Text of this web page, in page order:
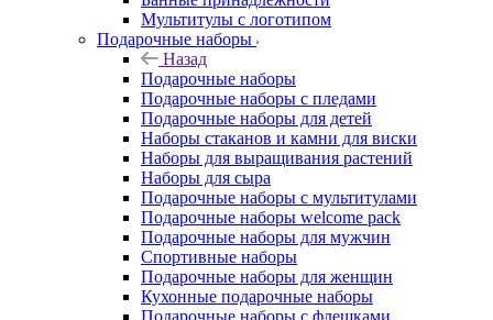
Мультитулы с логотипом
Подарочные наборы
Назад
Подарочные наборы
Подарочные наборы с пледами
Подарочные наборы для детей
Наборы стаканов и камни для виски
Наборы для выращивания растений
Наборы для сыра
Подарочные наборы с мультитулами
Подарочные наборы welcome pack
Подарочные наборы для мужчин
Спортивные наборы
Подарочные наборы для женщин
Кухонные подарочные наборы
Подарочные наборы с флешками